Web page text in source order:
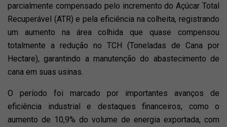
parcialmente compensado pelo incremento do Açúcar Total
Recuperável (ATR) e pela eficiência na colheita, registrando
um aumento na área colhida que quase compensou
totalmente a redução no TCH (Toneladas de Cana por
Hectare), garantindo a manutenção do abastecimento de
cana em suas usinas.
O período foi marcado por importantes avanços de
eficiência industrial e destaques financeiros, como o
aumento de 10,9% do volume de energia exportada, com